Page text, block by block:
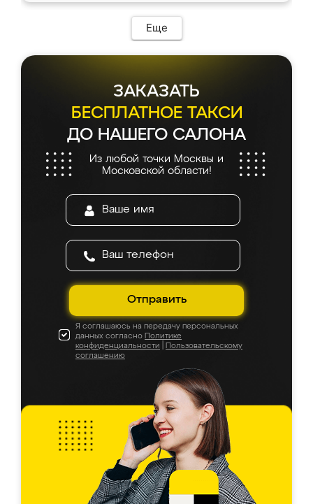
Еще
ЗАКАЗАТЬ
БЕСПЛАТНОЕ ТАКСИ
ДО НАШЕГО САЛОНА
Из любой точки Москвы и
Московской области!
Отправить
Я соглашаюсь на передачу персональных
данных согласно Политике
конфиденциальности
Пользовательскому
соглашению